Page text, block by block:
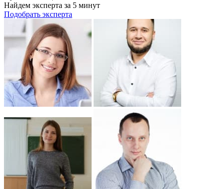
Найдем эксперта за 5 минут
Подобрать эксперта